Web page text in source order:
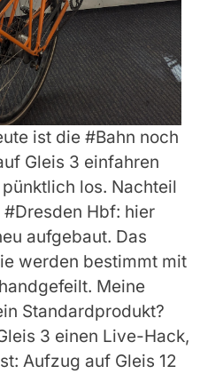
ist die #Bahn noch
Gleis 3 einfahren
los. Nachteil
Hbf: hier
aufgebaut. Das
werden bestimmt mit
Meine
Standardprodukt?
3 einen Live-Hack,
Aufzug auf Gleis 12